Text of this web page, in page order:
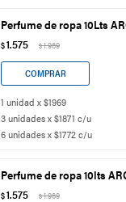
Perfume de ropa 10Lts
$1.575 $1.969
1 unidad x $1969
3 unidades x $1871 c/u
6 unidades x $1772 c/u
Perfume de ropa 10lts
$1.575 $1.969